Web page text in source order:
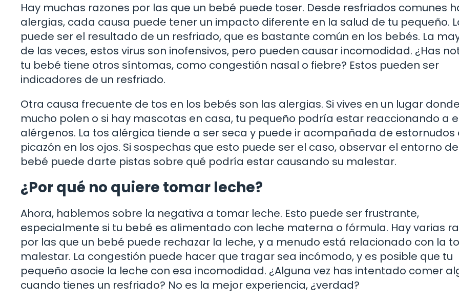
Hay muchas razones por las que un bebé puede toser. Desde resfriados comunes
alergias, cada causa puede tener un impacto diferente en la salud de tu pequeño.
puede ser el resultado de un resfriado, que es bastante común en los bebés. La
de las veces, estos virus son inofensivos, pero pueden causar incomodidad. ¿Has
tu bebé tiene otros síntomas, como congestión nasal o fiebre? Estos pueden ser
indicadores de un resfriado.
Otra causa frecuente de tos en los bebés son las alergias. Si vives en un lugar
mucho polen o si hay mascotas en casa, tu pequeño podría estar reaccionando a
alérgenos. La tos alérgica tiende a ser seca y puede ir acompañada de estornudos
picazón en los ojos. Si sospechas que esto puede ser el caso, observar el entorno
bebé puede darte pistas sobre qué podría estar causando su malestar.
¿Por qué no quiere tomar leche?
Ahora, hablemos sobre la negativa a tomar leche. Esto puede ser frustrante,
especialmente si tu bebé es alimentado con leche materna o fórmula. Hay varias
por las que un bebé puede rechazar la leche, y a menudo está relacionado con la
malestar. La congestión puede hacer que tragar sea incómodo, y es posible que tu
pequeño asocie la leche con esa incomodidad. ¿Alguna vez has intentado comer
cuando tienes un resfriado? No es la mejor experiencia, ¿verdad?